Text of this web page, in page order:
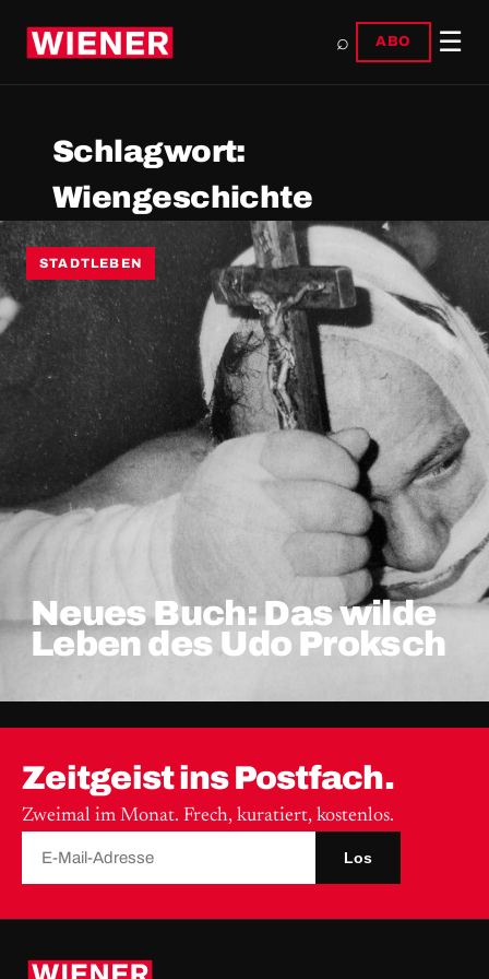
⌕ ABO ☰
Schlagwort:
Wiengeschichte
STADTLEBEN
Neues Buch: Das wilde
Leben des Udo Proksch
Zeitgeist ins Postfach.
Zweimal im Monat. Frech, kuratiert, kostenlos.
Los